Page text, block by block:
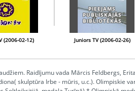
(2006-02-12)
PIEEJAMS
PUBLISKAJĀS
BIBLIOTĒKĀS
Juniors TV (2006-02-26)
Raidījumu vada Mārcis Feldbergs,
skulptūra Irbe - mūris, u.c.). Olimpiskie